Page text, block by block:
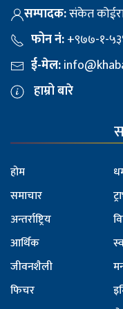
सम्पादक:संकेत
फोन नं:+९७७-१-
ई-मेल:
हाम्रो बारे
होम
समाचार
अन्तर्राष्ट्रिय
आर्थिक
जीवनशैली
फिचर